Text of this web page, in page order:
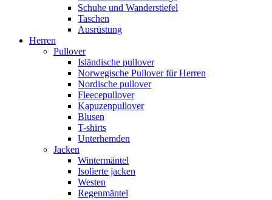
Schuhe und Wanderstiefel
Taschen
Ausrüstung
Herren
Pullover
Isländische pullover
Norwegische Pullover für Herren
Nordische pullover
Fleecepullover
Kapuzenpullover
Blusen
T-shirts
Unterhemden
Jacken
Wintermäntel
Isolierte jacken
Westen
Regenmäntel